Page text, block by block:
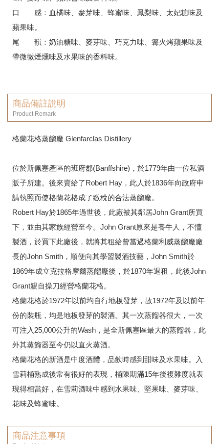
口 感：血橘味、麥芽味、蜂蜜味、鳳梨味、太妃糖味及
蘋果味。
尾 韻：奶油糖味、麥芽味、巧克力味、篝火烤蘋果味及
帶微微煙燻味及水果味的香料味。
商品備註說明
Product Remark
格蘭花格蒸餾廠 Glenfarclas Distillery
位於斯佩塞產區的班府郡(Banffshire)，於1779年由一位私酒
販子所建。後來賣給了Robert Hay，此人於1836年向政府申
請執照而使格蘭花格成了繳稅的合法蒸餾廠。
Robert Hay於1865年過世後，此廠被其鄰居John Grant所買
下，並由其家族經營至今。John Grant原來是養牛人，不懂
製酒，於買下此廠後，就將其租給曾當過格蘭利威蒸餾廠廠
長的John Smith，順便向其學習製酒技藝，John Smith於
1869年成立克拉格摩爾蒸餾廠後，於1870年退租，此後John
Grant親自操刀經營格蘭花格。
格蘭花格於1972年以前均自行地板發芽，故1972年及以前年
份的裝瓶，均是地板發芽的製酒。其一次蒸餾器很大，一次
可注入25,000公升的Wash，是全斯佩塞區最大的蒸餾器，此
外其蒸餾器至今仍以直火蒸酒。
格蘭花格的新酒是中度酒體，品飲時感到甜味及水果味。入
雪莉桶熟成後常有很好的表現，桶陳期滿15年後複雜度就表
現得相當好，在雪莉酒味中感到水果味、堅果味、麥芽味、
花味及蜂蜜味。
商品注意事項